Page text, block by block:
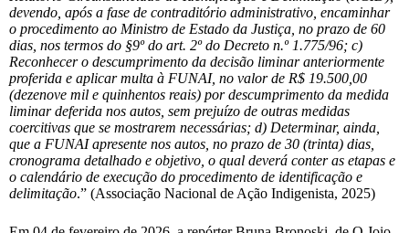
devendo, após a fase de contraditório administrativo, encaminhar
o procedimento ao Ministro de Estado da Justiça, no prazo de 60
dias, nos termos do §9º do art. 2º do Decreto n.º 1.775/96; c)
Reconhecer o descumprimento da decisão liminar anteriormente
proferida e aplicar multa à FUNAI, no valor de R$ 19.500,00
(dezenove mil e quinhentos reais) por descumprimento da medida
liminar deferida nos autos, sem prejuízo de outras medidas
coercitivas que se mostrarem necessárias; d) Determinar, ainda,
que a FUNAI apresente nos autos, no prazo de 30 (trinta) dias,
cronograma detalhado e objetivo, o qual deverá conter as etapas e
o calendário de execução do procedimento de identificação e
delimitação.” (Associação Nacional de Ação Indigenista, 2025)